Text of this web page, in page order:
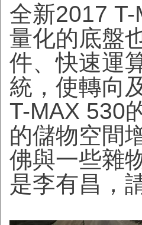
全新2017
量化的底盤
件、快速運
統，使轉向
T-MAX 530
的儲物空間
佛與一些雜
是李有昌，